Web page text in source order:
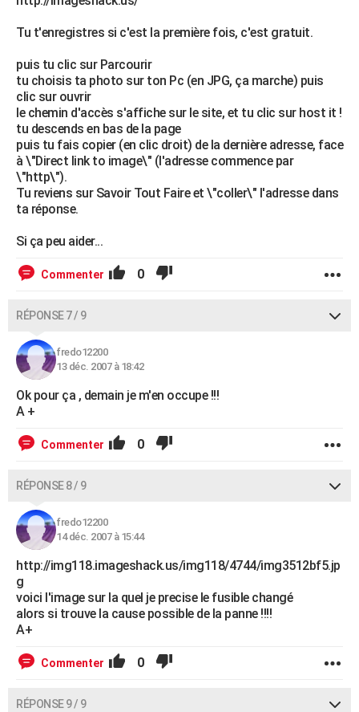
Tu t'enregistres si c'est la première fois, c'est gratuit.
puis tu clic sur Parcourir
tu choisis ta photo sur ton Pc (en JPG, ça marche) puis
clic sur ouvrir
le chemin d'accès s'affiche sur le site, et tu clic sur host it !
tu descends en bas de la page
puis tu fais copier (en clic droit) de la dernière adresse, face
à \"Direct link to image\" (l'adresse commence par
\"http\").
Tu reviens sur Savoir Tout Faire et \"coller\" l'adresse dans
ta réponse.
Si ça peu aider...
Commenter 0
RÉPONSE 7 / 9
fredo12200
13 déc. 2007 à 18:42
Ok pour ça , demain je m'en occupe !!!
A +
Commenter 0
RÉPONSE 8 / 9
fredo12200
14 déc. 2007 à 15:44
http://img118.imageshack.us/img118/4744/img3512bf5.jp
g
voici l'image sur la quel je precise le fusible changé
alors si trouve la cause possible de la panne !!!!
A+
Commenter 0
RÉPONSE 9 / 9